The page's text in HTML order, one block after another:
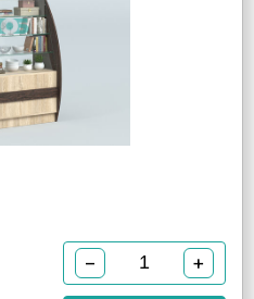
− +